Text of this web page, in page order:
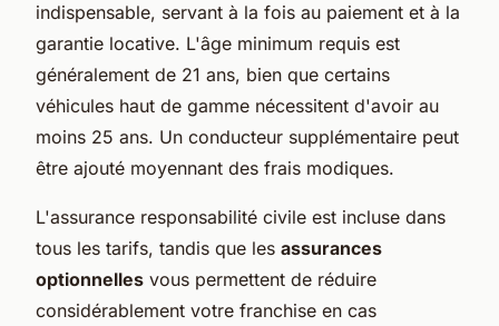
indispensable, servant à la fois au paiement et à la
garantie locative. L'âge minimum requis est
généralement de 21 ans, bien que certains
véhicules haut de gamme nécessitent d'avoir au
moins 25 ans. Un conducteur supplémentaire peut
être ajouté moyennant des frais modiques.
L'assurance responsabilité civile est incluse dans
tous les tarifs, tandis que les assurances
optionnelles vous permettent de réduire
considérablement votre franchise en cas